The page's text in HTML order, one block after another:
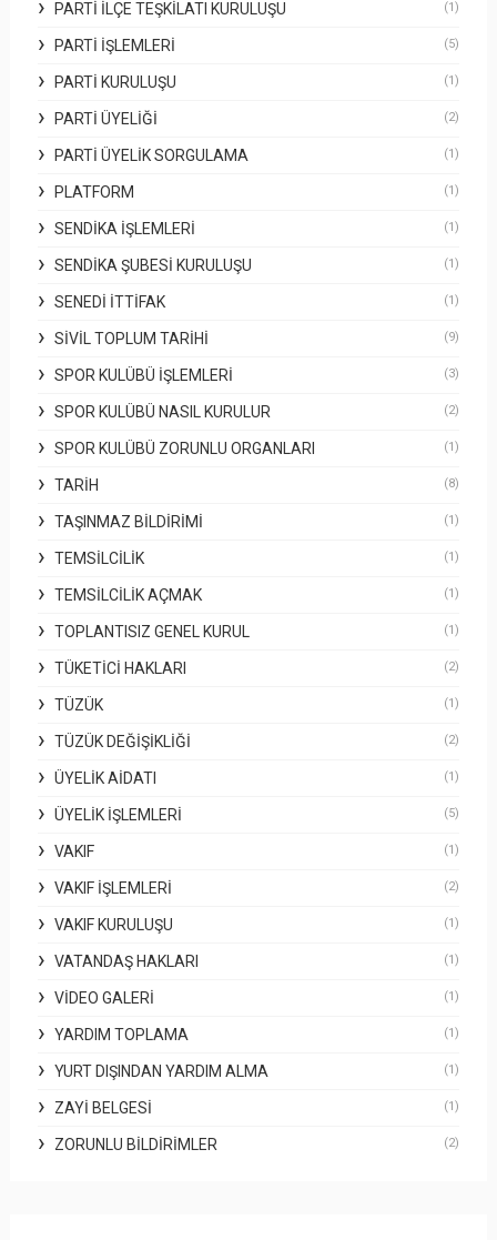
PARTI İLÇE TEŞKILATI KURULUŞU (1)
PARTI İŞLEMLERI (5)
PARTI KURULUŞU (1)
PARTI ÜYELIĞI (2)
PARTI ÜYELIK SORGULAMA (1)
PLATFORM (1)
SENDIKA İŞLEMLERI (1)
SENDIKA ŞUBESI KURULUŞU (1)
SENEDI İTTIFAK (1)
SIVIL TOPLUM TARIHI (9)
SPOR KULÜBÜ İŞLEMLERI (3)
SPOR KULÜBÜ NASIL KURULUR (2)
SPOR KULÜBÜ ZORUNLU ORGANLARI (1)
TARIH (8)
TAŞINMAZ BILDIRIMI (1)
TEMSILCILIK (1)
TEMSILCILIK AÇMAK (1)
TOPLANTISIZ GENEL KURUL (1)
TÜKETICI HAKLARI (2)
TÜZÜK (1)
TÜZÜK DEĞIŞIKLIĞI (2)
ÜYELIK AIDATI (1)
ÜYELIK İŞLEMLERI (5)
VAKIF (1)
VAKIF İŞLEMLERI (2)
VAKIF KURULUŞU (1)
VATANDAŞ HAKLARI (1)
VIDEO GALERI (1)
YARDIM TOPLAMA (1)
YURT DIŞINDAN YARDIM ALMA (1)
ZAYI BELGESI (1)
ZORUNLU BILDIRIMLER (2)